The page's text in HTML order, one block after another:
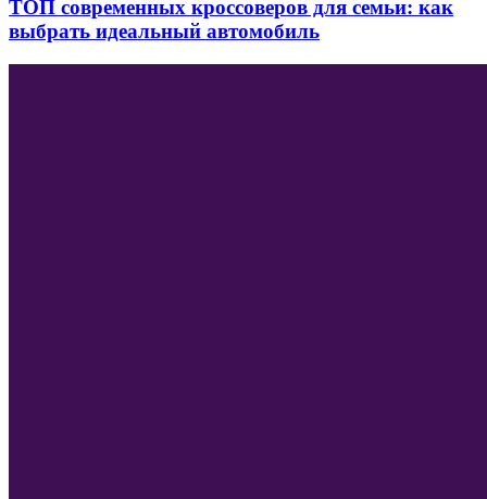
ТОП современных кроссоверов для семьи: как
выбрать идеальный автомобиль